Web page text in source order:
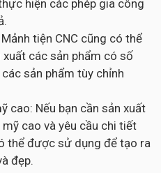
hiện các phép gia công
tiện CNC cũng có thể
các sản phẩm có số
sản phẩm tùy chỉnh
cao: Nếu bạn cần sản xuất
cao và yêu cầu chi tiết
thể được sử dụng để tạo ra
đẹp.